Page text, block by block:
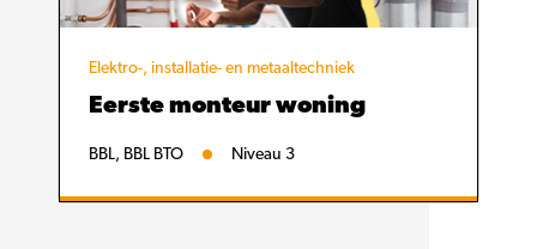
Elektro-, installatie- en metaaltechniek
Eerste monteur woning
BBL, BBL BTO Niveau 3